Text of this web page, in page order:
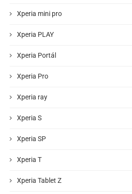
Xperia mini pro
Xperia PLAY
Xperia Portál
Xperia Pro
Xperia ray
Xperia S
Xperia SP
Xperia T
Xperia Tablet Z